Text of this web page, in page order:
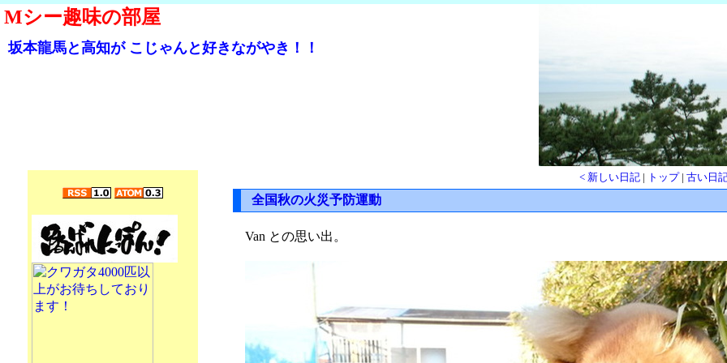
Mシー趣味の部屋
坂本龍馬と高知が こじゃんと好きながやき！！
< 新しい日記| トップ| 古い日
全国秋の火災予防運動
Van との思い出。